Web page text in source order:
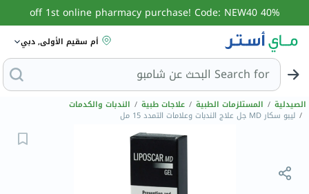
40% off 1st online pharmacy purchase! Code: NEW40
أم سقيم الأولى, دبي
Search for الب
الصيدلية / المستلزمات الطبية / علاجات طبية / الندبات والكدمات
/ ليبو سكار MD جل علاج الندبات وعلامات التمدد 15 مل